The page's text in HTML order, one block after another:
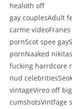
healoth off
gay couplesAdult
carme
pornScot spee
pornNaaked
fucking harrdcore
nud
vintageVireo off
cumshotsVintfage